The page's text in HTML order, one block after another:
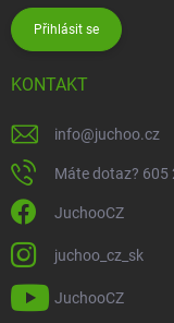
Přihlásit se
KONTAKT
info@juchoo.cz
Máte dotaz? 605
JuchooCZ
juchoo_cz_sk
JuchooCZ